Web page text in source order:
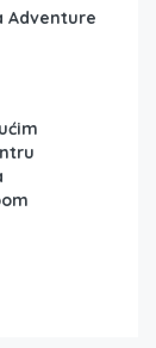
Adventure